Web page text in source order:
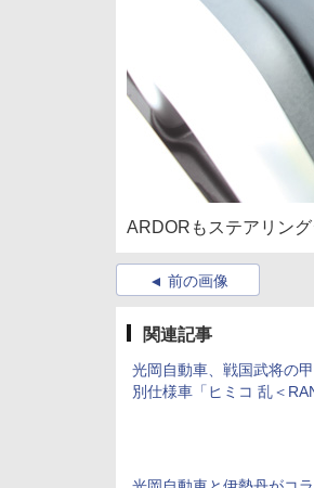
ARDORもステアリン
前の画像
関連記事
光岡自動車、戦国武将の
別仕様車「ヒミコ 乱＜